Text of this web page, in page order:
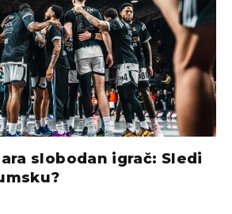
slobodan igrač: Sledi